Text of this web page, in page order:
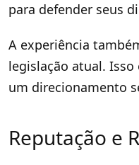
para defender seus
A experiência
legislação atual.
um direcionamento
Reputação e